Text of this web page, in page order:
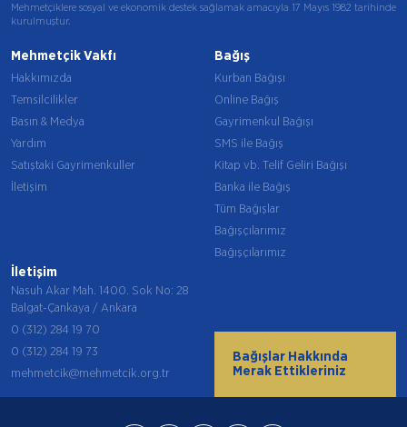
Mehmetçiklere sosyal ve ekonomik destek sağlamak amacıyla 17 Mayıs 1982 tarihinde
kurulmuştur.
Mehmetçik Vakfı
Hakkımızda
Temsilcilikler
Basın & Medya
Yardım
Satıştaki Gayrimenkuller
İletişim
Bağış
Kurban Bağışı
Online Bağış
Gayrimenkul Bağışı
SMS ile Bağış
Kitap vb. Telif Geliri Bağışı
Banka ile Bağış
Tüm Bağışlar
Bağışçılarımız
Bağışçılarımız
İletişim
Nasuh Akar Mah. 1400. Sok No: 28
Balgat-Çankaya / Ankara
0 (312) 284 19 70
0 (312) 284 19 73
mehmetcik@mehmetcik.org.tr
Bağışlar Hakkında
Merak Ettikleriniz